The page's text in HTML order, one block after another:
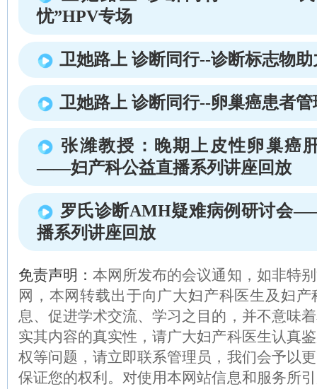
忧”HPV专场
卫她路上 诊断同行--诊断标志物
卫她路上 诊断同行--卵巢癌患者
张潍教授：晚期上皮性卵巢癌
——妇产科公益直播系列讲座回放
罗氏诊断AMH疑难病例研讨会
播系列讲座回放
免责声明：本网所发布的会议通知，如非特
网，本网转载出于向广大妇产科医生及妇
息、促进学术交流、学习之目的，并不意味
实其内容的真实性，请广大妇产科医生认真
权等问题，请立即联系管理员，我们会予以
保证您的权利。对使用本网站信息和服务所